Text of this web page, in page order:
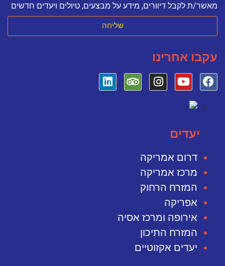
מאשר/ת לקבל דיוורים, מידע על מבצעים, טיולים ויעדים חדשים
שליחה
עקבו אחרינו
יעדים
דרום אמריקה
מרכז אמריקה
המזרח הרחוק
אפריקה
אירופה ומרכז אסיה
המזרח התיכון
יעדים אקזוטיים